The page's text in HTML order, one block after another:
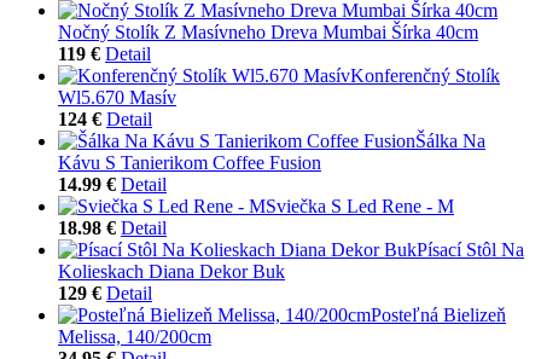
Nočný Stolík Z Masívneho Dreva Mumbai Šírka 40cm
119 € Detail
Konferenčný Stolík
Wl5.670 Masív
124 € Detail
Šálka Na
Kávu S Tanierikom Coffee Fusion
14.99 € Detail
Sviečka S Led Rene - M
18.98 € Detail
Písací Stôl Na
Kolieskach Diana Dekor Buk
129 € Detail
Posteľná Bielizeň
Melissa, 140/200cm